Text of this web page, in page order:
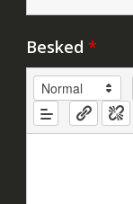
Besked *